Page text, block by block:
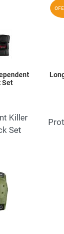
Add to
Quick
Set
Killer
Set
Add to
Quick